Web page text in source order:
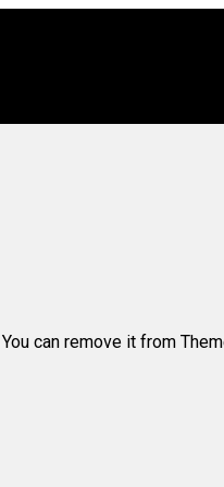
can remove it from